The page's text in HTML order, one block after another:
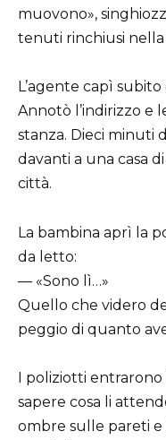
muovono»,
tenuti rinchiusi nella
L’agente capì
Annotò l’indirizzo e
stanza. Dieci minuti
davanti a una casa
città.
La bambina aprì la
da letto:
— «Sono lì…»
Quello che videro
peggio di quanto
I poliziotti entrarono
sapere cosa li
ombre sulle pareti e